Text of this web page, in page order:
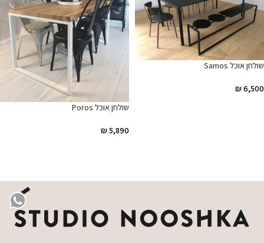
שולחן אוכל Samos
₪6,500
שולחן אוכל Poros
₪5,890